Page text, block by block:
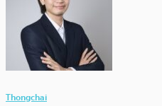
Thongchai